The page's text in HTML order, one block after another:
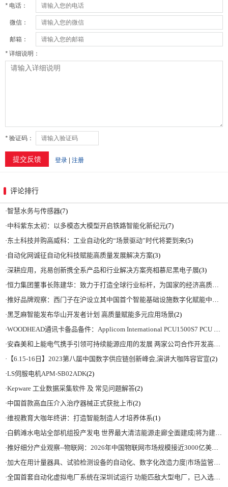
评论排行
·智慧水务与传感器(7)
·中科紫东太初：以多模态大模型开启铁路智能化新纪元(7)
·东土科技并购高威科：工业自动化的“场景驱动”时代将要到来(5)
· 自动化网诚征自动化科技赋能高质量发展解决方案(3)
·深耕应用，兆易创新携全系产品和行业解决方案亮相慕尼黑电子展(3)
·恒力集团董事长陈建华：致力于打造全球行业标杆，为国家的经济高质量发展贡献更大力量|上海电气集团党委书记、董事长吴磊来访
·推好品牌观察：西门子在沪设立其中国首个智能基础设施数字化赋能中心
·黑芝麻智能发布华山开发者计划 高质量赋能多元应用场景(2)
·WOODHEAD通讯卡备品备件：Applicom International PCU1500S7 PCU 1500 S7 V4.5.0
·安森美和上能电气携手引领可持续能源应用的发展 两家公司合作开发高性能储能和太阳能组串式逆变器方案 以实现可持续的未来
· 【6.15-16日】2023第八届中国数字供应链创新峰会,演讲大咖阵容官宣(2)
·LS伺服电机APM-SB02ADK(2)
·Kepware 工业数据采集软件 及 常见问题解答(2)
·中国首款高血压介入治疗器械正式获批上市(2)
·维视教育大咖年终讲：打造智能制造人才培养体系(1)
·白鹤滩水电站全部机组投产发电 世界最大清洁能源走廊全面建成|将为建设新型能源体系、保障国家能源安全、实现“双碳”目标提供有力支撑
·推好细分产业观察--物联网：2026年中国物联网市场规模接近3000亿美元 智慧工厂、智慧城市、智慧电网等将占60%以上
·加大在用计量器具、试验检测设备的自动化、数字化改造力度|市场监管总局 工业和信息化部 关于促进企业计量能力提升的指导意见
·全国首套自动化虚拟电厂系统在深圳试运行 功能匹敌大型电厂，已入选国际典型案例